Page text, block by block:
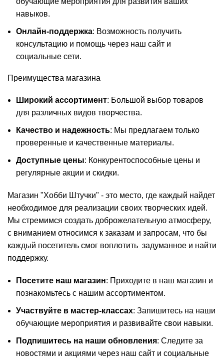
навыков.
Онлайн-поддержка: Возможность получить
консультацию и помощь через наш сайт и
социальные сети.
Преимущества магазина
Широкий ассортимент: Большой выбор товаров
для различных видов творчества.
Качество и надежность: Мы предлагаем только
проверенные и качественные материалы.
Доступные цены: Конкурентоспособные цены и
регулярные акции и скидки.
Магазин "Хобби Штучки" - это место, где каждый найдет
необходимое для реализации своих творческих идей.
Мы стремимся создать доброжелательную атмосферу,
с вниманием относимся к заказам и запросам, что бы
каждый посетитель смог воплотить задуманное и найти
поддержку.
Посетите наш магазин: Приходите в наш магазин и
познакомьтесь с нашим ассортиментом.
Участвуйте в мастер-классах: Запишитесь на наши
обучающие мероприятия и развивайте свои навыки.
Подпишитесь на наши обновления: Следите за
новостями и акциями через наш сайт и социальные